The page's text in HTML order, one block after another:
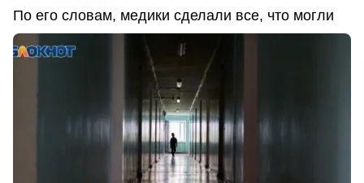
По его словам, медики сделали все, что могли